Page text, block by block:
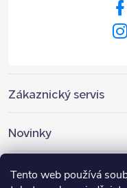
Tento web používá
Zákaznický servis
Novinky
Nákupní košík